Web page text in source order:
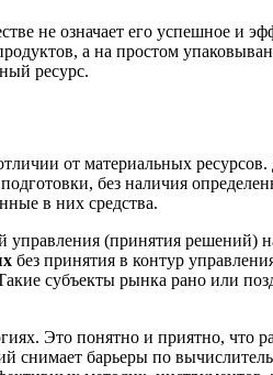
не означает его успешное и
а на простом
ресурс.
от материальных
без наличия
в них средства.
управления (принятия
без принятия в контур
субъекты рынка рано или
Это понятно и приятно, что
барьеры по